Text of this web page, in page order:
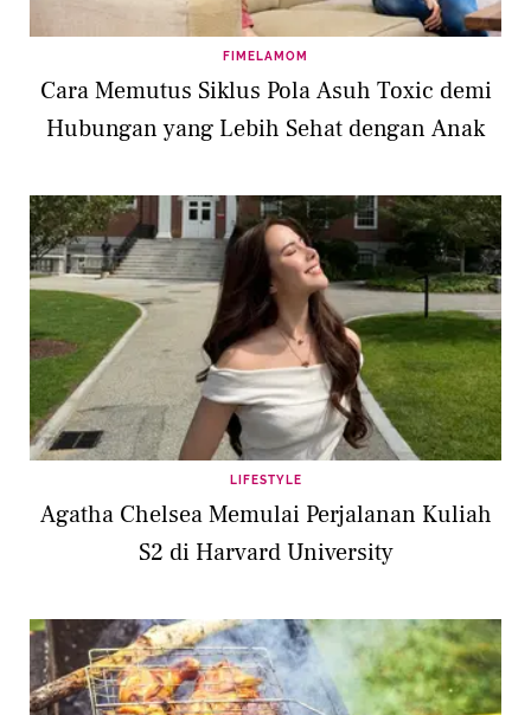
FIMELAMOM
Cara Memutus Siklus Pola Asuh Toxic demi
Hubungan yang Lebih Sehat dengan Anak
LIFESTYLE
Agatha Chelsea Memulai Perjalanan Kuliah
S2 di Harvard University